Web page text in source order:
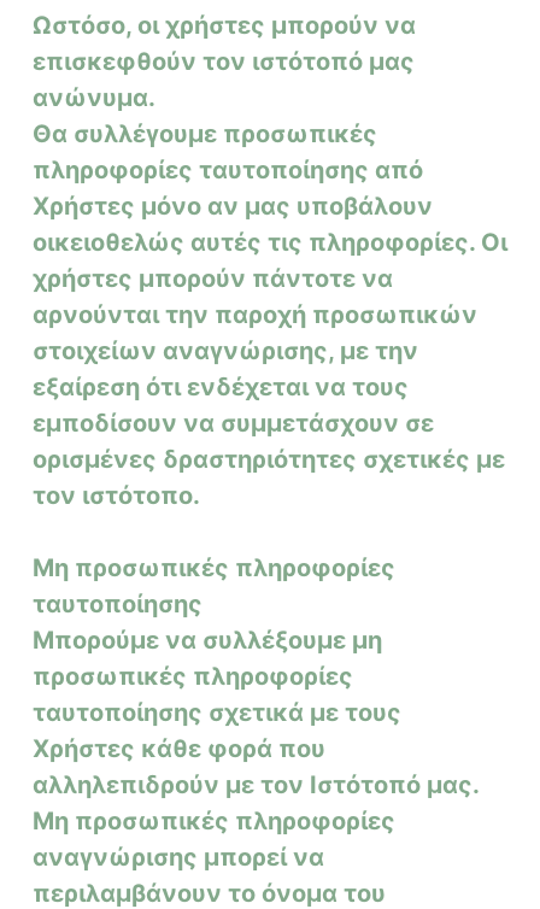
Ωστόσο, οι χρήστες μπορούν να
επισκεφθούν τον ιστότοπό μας
ανώνυμα.
Θα συλλέγουμε προσωπικές
πληροφορίες ταυτοποίησης από
Χρήστες μόνο αν μας υποβάλουν
οικειοθελώς αυτές τις πληροφορίες. Οι
χρήστες μπορούν πάντοτε να
αρνούνται την παροχή προσωπικών
στοιχείων αναγνώρισης, με την
εξαίρεση ότι ενδέχεται να τους
εμποδίσουν να συμμετάσχουν σε
ορισμένες δραστηριότητες σχετικές με
τον ιστότοπο.
Μη προσωπικές πληροφορίες
ταυτοποίησης
Μπορούμε να συλλέξουμε μη
προσωπικές πληροφορίες
ταυτοποίησης σχετικά με τους
Χρήστες κάθε φορά που
αλληλεπιδρούν με τον Ιστότοπό μας.
Μη προσωπικές πληροφορίες
αναγνώρισης μπορεί να
περιλαμβάνουν το όνομα του